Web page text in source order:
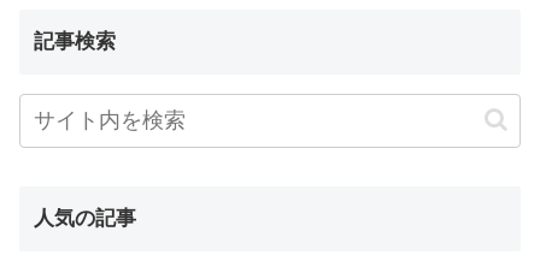
記事検索
人気の記事